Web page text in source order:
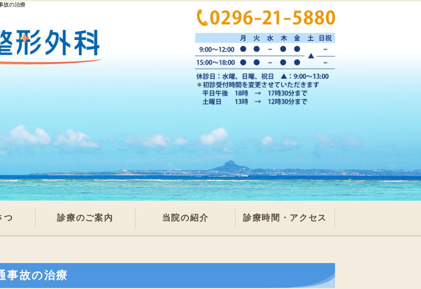
故の治療
つ 診療のご案内 当院の紹介 診療時間・アクセス
事故の治療